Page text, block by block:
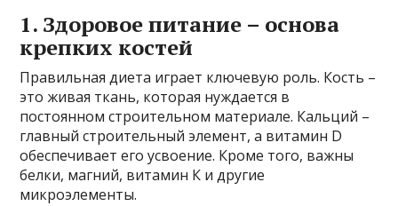
1. Здоровое питание – основа
крепких костей
Правильная диета играет ключевую роль. Кость –
это живая ткань, которая нуждается в
постоянном строительном материале. Кальций –
главный строительный элемент, а витамин D
обеспечивает его усвоение. Кроме того, важны
белки, магний, витамин К и другие
микроэлементы.